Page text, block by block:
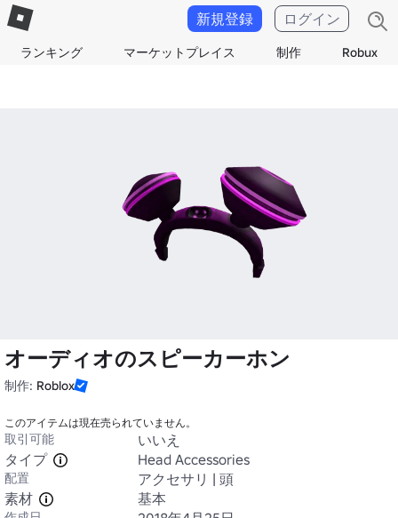
ランキング マーケットプレイス 制作 Robux
新規登録 ログイン
オーディオのスピーカーホン
制作: Roblox
このアイテムは現在売られていません。
取引可能
いいえ
タイプ
Head Accessories
配置
アクセサリ | 頭
素材
基本